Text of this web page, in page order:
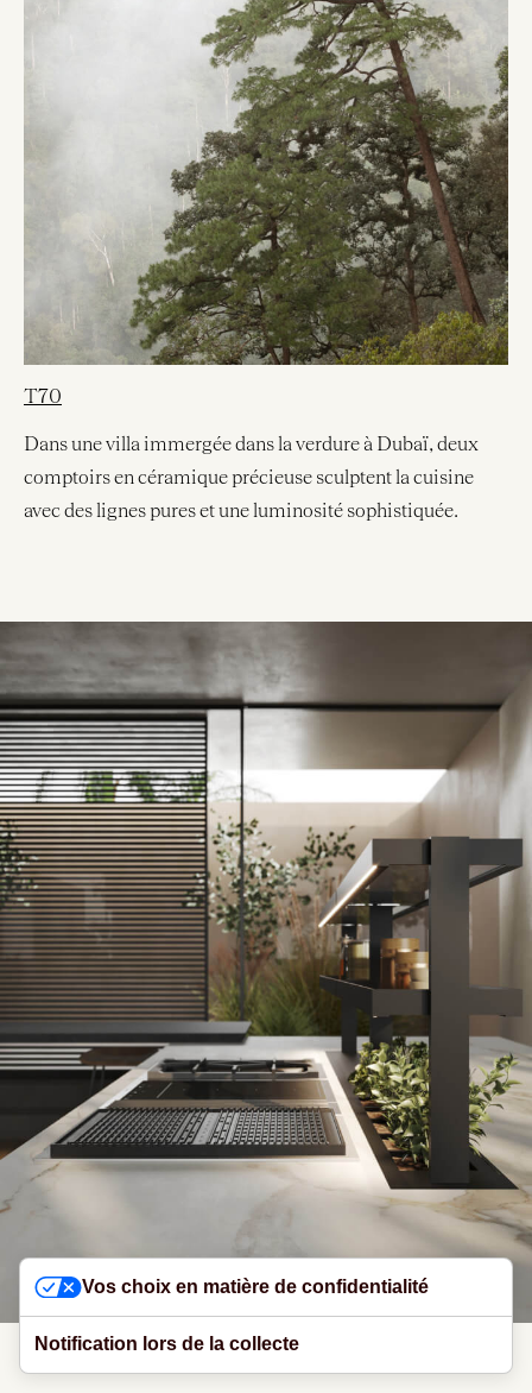
T70
Dans une villa immergée dans la verdure à Dubaï, deux
comptoirs en céramique précieuse sculptent la cuisine
avec des lignes pures et une luminosité sophistiquée.
Vos choix en matière de confidentialité
Notification lors de la collecte